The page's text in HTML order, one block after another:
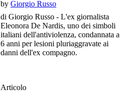
byGiorgio Russo
di Giorgio Russo - L'ex giornalista
Eleonora De Nardis, uno dei simboli
italiani dell'antiviolenza, condannata a
6 anni per lesioni pluriaggravate ai
danni dell'ex compagno.
Articolo